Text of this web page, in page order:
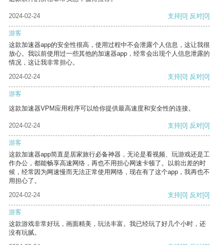
2024-02-24 支持[0] 反对[0]
游客
这款加速器app的安全性很高，使用过程中不会泄露个人信息，这让我很
放心。我以前使用过一些其他的加速器app，经常会出现个人信息泄露的
情况，这让我非常担心。
2024-02-24
支持[0] 反对[0]
游客
这款加速器VPM应用程序可以给你提供最高速度和安全性的连接。
2024-02-24 支持[0] 反对[0]
游客
这款加速器app简直是居家旅行必备神器，无论是看视频、玩游戏还是工
作办公，都能畅享高速网络，再也不用担心网速卡顿了。以前出差的时
候，经常因为网速慢而无法正常使用网络，现在有了这个app，我再也不
用担心了。
2024-02-24
支持[0] 反对[0]
游客
这款游戏非常好玩，画面精美，玩法丰富。我已经玩了好几个小时，还
没有玩腻。